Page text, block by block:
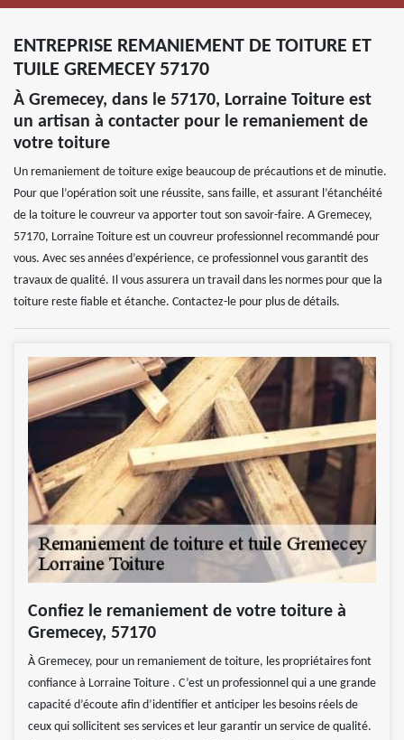
ENTREPRISE REMANIEMENT DE TOITURE ET
TUILE GREMECEY 57170
À Gremecey, dans le 57170, Lorraine Toiture est
un artisan à contacter pour le remaniement de
votre toiture
Un remaniement de toiture exige beaucoup de précautions et de minutie.
Pour que l’opération soit une réussite, sans faille, et assurant l’étanchéité
de la toiture le couvreur va apporter tout son savoir-faire. A Gremecey,
57170, Lorraine Toiture est un couvreur professionnel recommandé pour
vous. Avec ses années d’expérience, ce professionnel vous garantit des
travaux de qualité. Il vous assurera un travail dans les normes pour que la
toiture reste fiable et étanche. Contactez-le pour plus de détails.
Confiez le remaniement de votre toiture à
Gremecey, 57170
À Gremecey, pour un remaniement de toiture, les propriétaires font
confiance à Lorraine Toiture . C’est un professionnel qui a une grande
capacité d’écoute afin d’identifier et anticiper les besoins réels de
ceux qui sollicitent ses services et leur garantir un service de qualité.